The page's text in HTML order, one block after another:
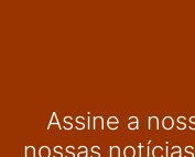
Assine a
nossas